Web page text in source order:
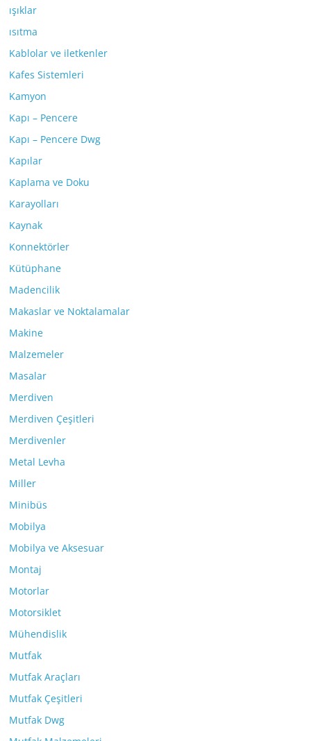
ışıklar
ısıtma
Kablolar ve iletkenler
Kafes Sistemleri
Kamyon
Kapı – Pencere
Kapı – Pencere Dwg
Kapılar
Kaplama ve Doku
Karayolları
Kaynak
Konnektörler
Kütüphane
Madencilik
Makaslar ve Noktalamalar
Makine
Malzemeler
Masalar
Merdiven
Merdiven Çeşitleri
Merdivenler
Metal Levha
Miller
Minibüs
Mobilya
Mobilya ve Aksesuar
Montaj
Motorlar
Motorsiklet
Mühendislik
Mutfak
Mutfak Araçları
Mutfak Çeşitleri
Mutfak Dwg